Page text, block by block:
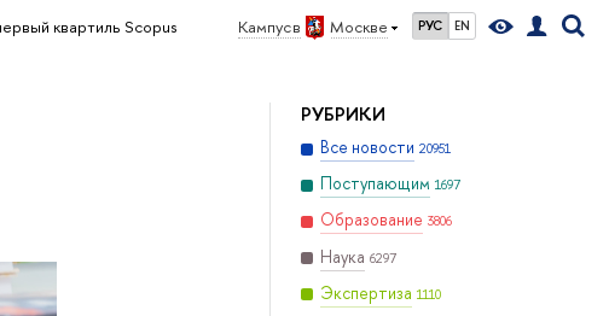
Кампус в Москве РУС EN
квартиль Scopus
РУБРИКИ
Все новости 20951
Поступающим 1697
Образование 3806
Наука 6297
Экспертиза 1110